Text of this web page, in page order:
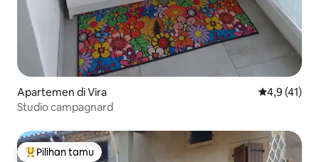
Apartemen di Vira Nilai rata-
4,9 (41)
Studio campagnard
Pilihan tamu terpopuler
Pilihan tamu